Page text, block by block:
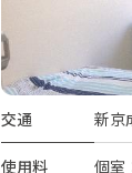
交通 新京
使用料 個室